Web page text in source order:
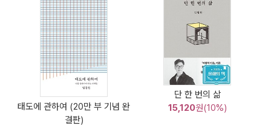
태도에 관하여 (20만 부 기념 완
결판)
단 한 번의 삶
15,120원(10%)